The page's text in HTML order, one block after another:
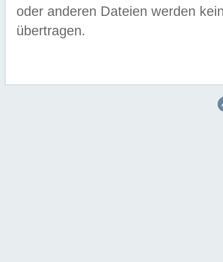
oder anderen Dateien werden
übertragen.